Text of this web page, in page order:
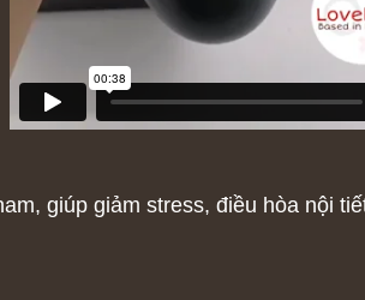
giúp giảm stress, điều hòa nội